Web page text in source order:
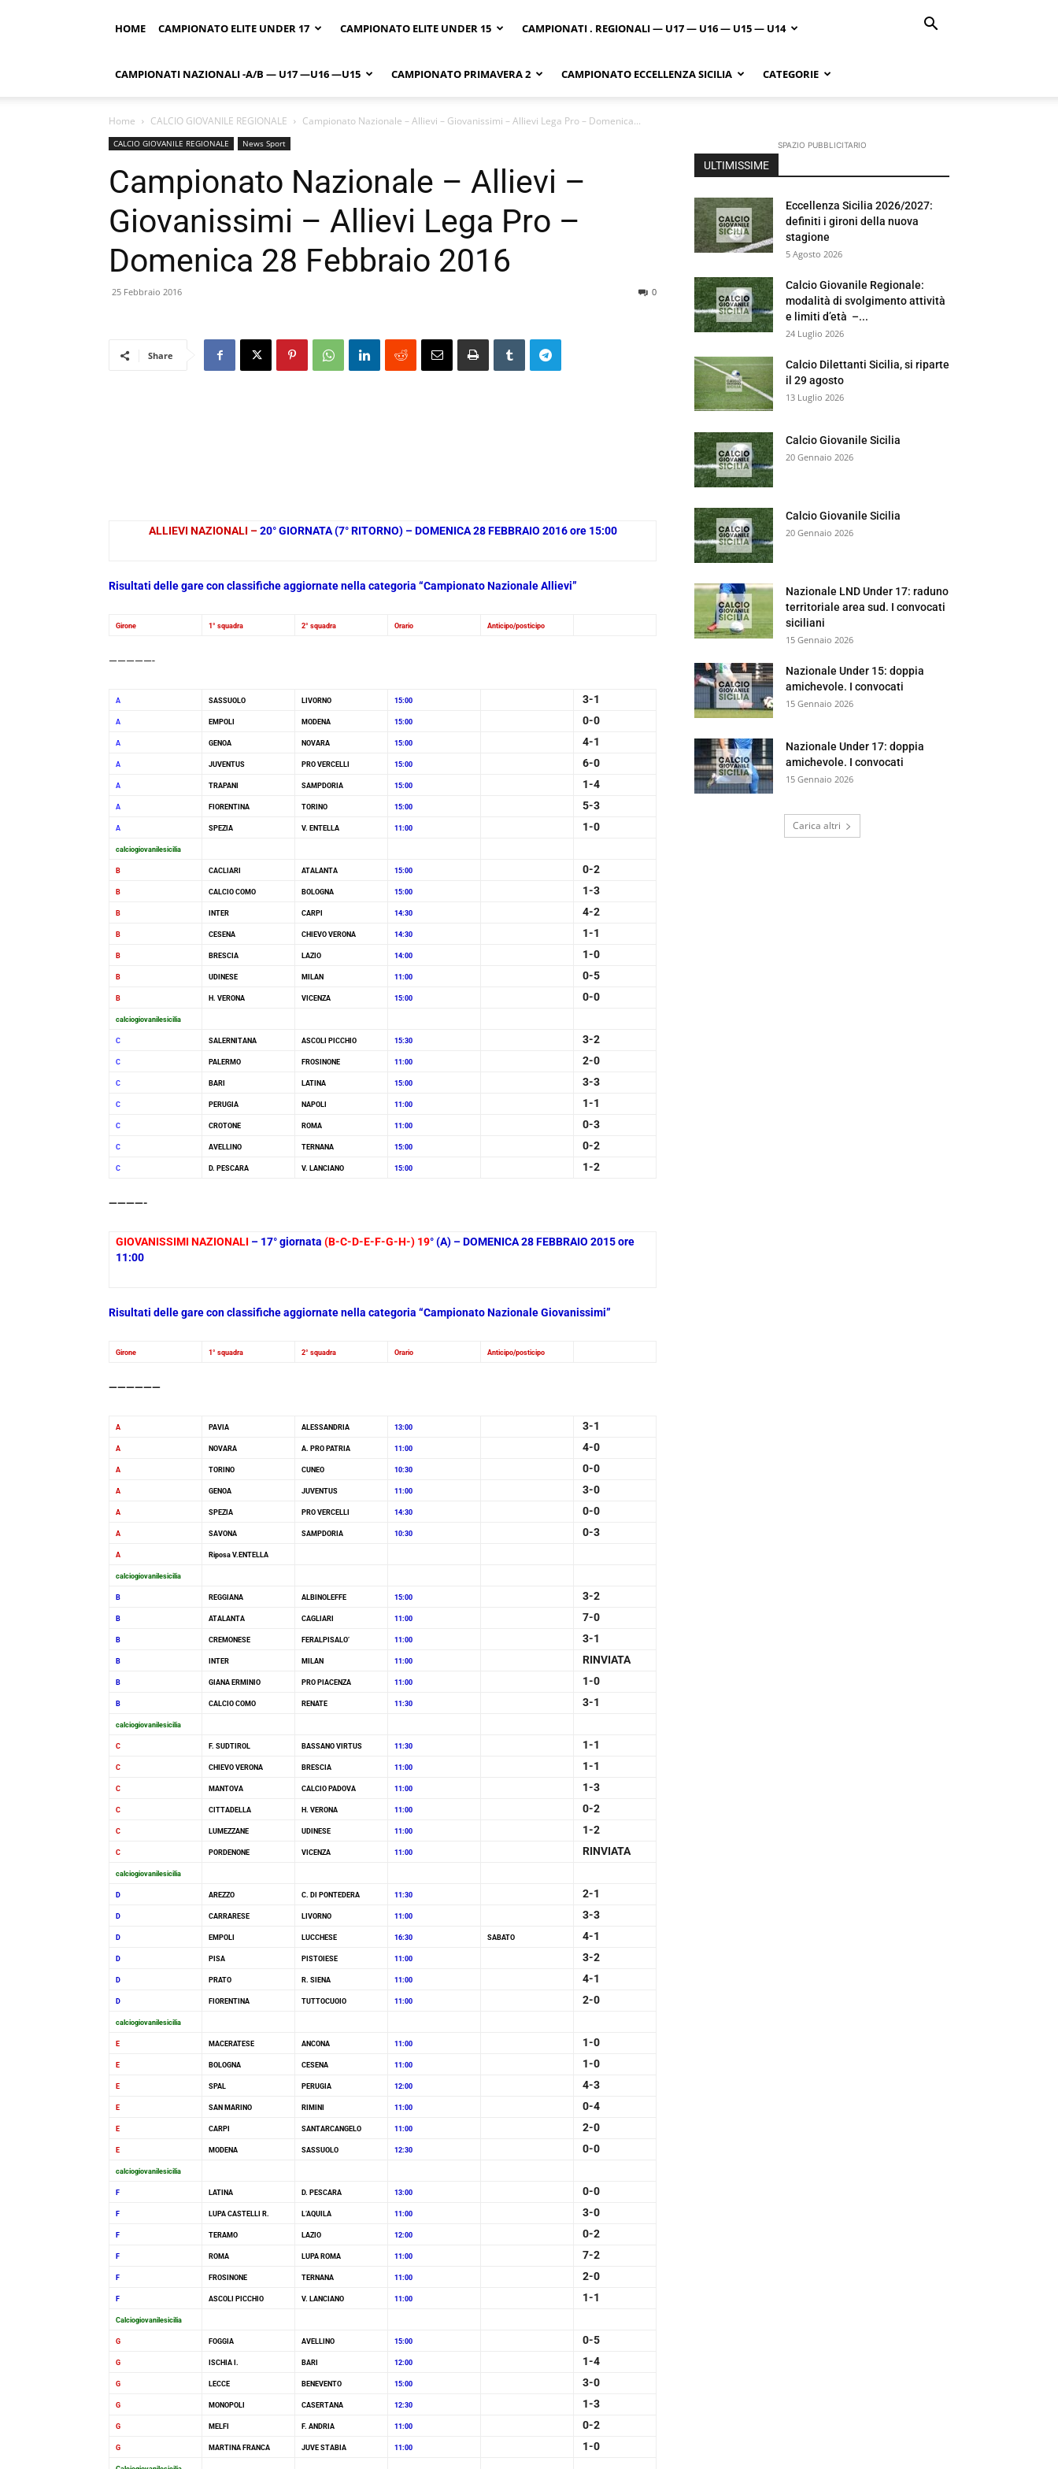
HOME CAMPIONATO ELITE UNDER 17 CAMPIONATO ELITE UNDER 15 CAMPIONATI . REGIONALI — U17 — U16 — U15 — U14
CAMPIONATI NAZIONALI -A/B — U17 —U16 —U15 CAMPIONATO PRIMAVERA 2 CAMPIONATO ECCELLENZA SICILIA CATEGORIE
Home CALCIO GIOVANILE REGIONALE Campionato Nazionale – Allievi – Giovanissimi – Allievi Lega Pro – Domenica...
CALCIO GIOVANILE REGIONALE News Sport
Campionato Nazionale – Allievi –
Giovanissimi – Allievi Lega Pro –
Domenica 28 Febbraio 2016
25 Febbraio 2016 0
Share
ALLIEVI NAZIONALI –20° GIORNATA (7° RITORNO) – DOMENICA 28 FEBBRAIO 2016 ore 15:00
Risultati delle gare con classifiche aggiornate nella categoria “Campionato Nazionale Allievi”
Girone 1° squadra 2° squadra Orario Anticipo/posticipo
—————-
A SASSUOLO LIVORNO 15:00 3-1
A EMPOLI MODENA 15:00 0-0
A GENOA NOVARA 15:00 4-1
A JUVENTUS PRO VERCELLI 15:00 6-0
A TRAPANI SAMPDORIA 15:00 1-4
A FIORENTINA TORINO 15:00 5-3
A SPEZIA V. ENTELLA 11:00 1-0
calciogiovanilesicilia
B CACLIARI ATALANTA 15:00 0-2
B CALCIO COMO BOLOGNA 15:00 1-3
B INTER CARPI 14:30 4-2
B CESENA CHIEVO VERONA 14:30 1-1
B BRESCIA LAZIO 14:00 1-0
B UDINESE MILAN 11:00 0-5
B H. VERONA VICENZA 15:00 0-0
calciogiovanilesicilia
C SALERNITANA ASCOLI PICCHIO 15:30 3-2
C PALERMO FROSINONE 11:00 2-0
C BARI LATINA 15:00 3-3
C PERUGIA NAPOLI 11:00 1-1
C CROTONE ROMA 11:00 0-3
C AVELLINO TERNANA 15:00 0-2
C D. PESCARA V. LANCIANO 15:00 1-2
————-
GIOVANISSIMI NAZIONALI – 17° giornata (B-C-D-E-F-G-H-) 19° (A) – DOMENICA 28 FEBBRAIO 2015 ore
11:00
Risultati delle gare con classifiche aggiornate nella categoria “Campionato Nazionale Giovanissimi”
Girone 1° squadra 2° squadra Orario Anticipo/posticipo
——————
A PAVIA ALESSANDRIA 13:00 3-1
A NOVARA A. PRO PATRIA 11:00 4-0
A TORINO CUNEO 10:30 0-0
A GENOA JUVENTUS 11:00 3-0
A SPEZIA PRO VERCELLI 14:30 0-0
A SAVONA SAMPDORIA 10:30 0-3
A Riposa V.ENTELLA
calciogiovanilesicilia
B REGGIANA ALBINOLEFFE 15:00 3-2
B ATALANTA CAGLIARI 11:00 7-0
B CREMONESE FERALPISALO’ 11:00 3-1
B INTER MILAN 11:00 RINVIATA
B GIANA ERMINIO PRO PIACENZA 11:00 1-0
B CALCIO COMO RENATE 11:30 3-1
calciogiovanilesicilia
C F. SUDTIROL BASSANO VIRTUS 11:30 1-1
C CHIEVO VERONA BRESCIA 11:00 1-1
C MANTOVA CALCIO PADOVA 11:00 1-3
C CITTADELLA H. VERONA 11:00 0-2
C LUMEZZANE UDINESE 11:00 1-2
C PORDENONE VICENZA 11:00 RINVIATA
calciogiovanilesicilia
D AREZZO C. DI PONTEDERA 11:30 2-1
D CARRARESE LIVORNO 11:00 3-3
D EMPOLI LUCCHESE 16:30 SABATO 4-1
D PISA PISTOIESE 11:00 3-2
D PRATO R. SIENA 11:00 4-1
D FIORENTINA TUTTOCUOIO 11:00 2-0
calciogiovanilesicilia
E MACERATESE ANCONA 11:00 1-0
E BOLOGNA CESENA 11:00 1-0
E SPAL PERUGIA 12:00 4-3
E SAN MARINO RIMINI 11:00 0-4
E CARPI SANTARCANGELO 11:00 2-0
E MODENA SASSUOLO 12:30 0-0
calciogiovanilesicilia
F LATINA D. PESCARA 13:00 0-0
F LUPA CASTELLI R. L’AQUILA 11:00 3-0
F TERAMO LAZIO 12:00 0-2
F ROMA LUPA ROMA 11:00 7-2
F FROSINONE TERNANA 11:00 2-0
F ASCOLI PICCHIO V. LANCIANO 11:00 1-1
Calciogiovanilesicilia
G FOGGIA AVELLINO 15:00 0-5
G ISCHIA I. BARI 12:00 1-4
G LECCE BENEVENTO 15:00 3-0
G MONOPOLI CASERTANA 12:30 1-3
G MELFI F. ANDRIA 11:00 0-2
G MARTINA FRANCA JUVE STABIA 11:00 1-0
SPAZIO PUBBLICITARIO
ULTIMISSIME
Eccellenza Sicilia 2026/2027:
definiti i gironi della nuova
stagione
5 Agosto 2026
Calcio Giovanile Regionale:
modalità di svolgimento attività
e limiti d’età –...
24 Luglio 2026
Calcio Dilettanti Sicilia, si riparte
il 29 agosto
13 Luglio 2026
Calcio Giovanile Sicilia
20 Gennaio 2026
Calcio Giovanile Sicilia
20 Gennaio 2026
Nazionale LND Under 17: raduno
territoriale area sud. I convocati
siciliani
15 Gennaio 2026
Nazionale Under 15: doppia
amichevole. I convocati
15 Gennaio 2026
Nazionale Under 17: doppia
amichevole. I convocati
15 Gennaio 2026
Carica altri